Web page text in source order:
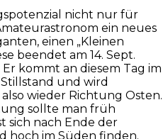
nicht nur für
ein neues
einen „Kleinen
beendet am 14. Sept.
kommt an diesem Tag im
und wird
wieder Richtung Osten.
sollte man früh
sich nach Ende der
hoch im Süden finden.